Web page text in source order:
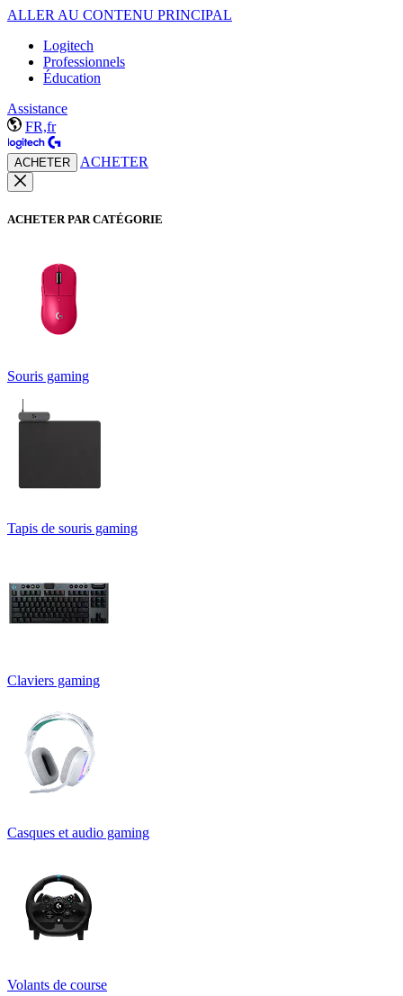
ALLER AU CONTENU PRINCIPAL
Logitech
Professionnels
Éducation
Assistance
FR,fr
ACHETER ACHETER
ACHETER PAR CATÉGORIE
Souris gaming
Tapis de souris gaming
Claviers gaming
Casques et audio gaming
Volants de course